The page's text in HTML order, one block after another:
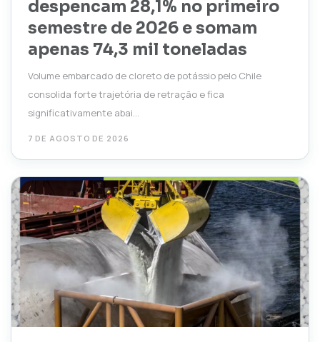
despencam 28,1% no primeiro
semestre de 2026 e somam
apenas 74,3 mil toneladas
Volume embarcado de cloreto de potássio pelo Chile
consolida forte trajetória de retração e fica
significativamente abai...
7 DE AGOSTO DE 2026